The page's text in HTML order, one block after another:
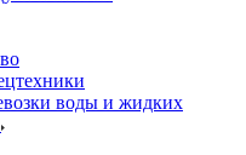
воды и жидких